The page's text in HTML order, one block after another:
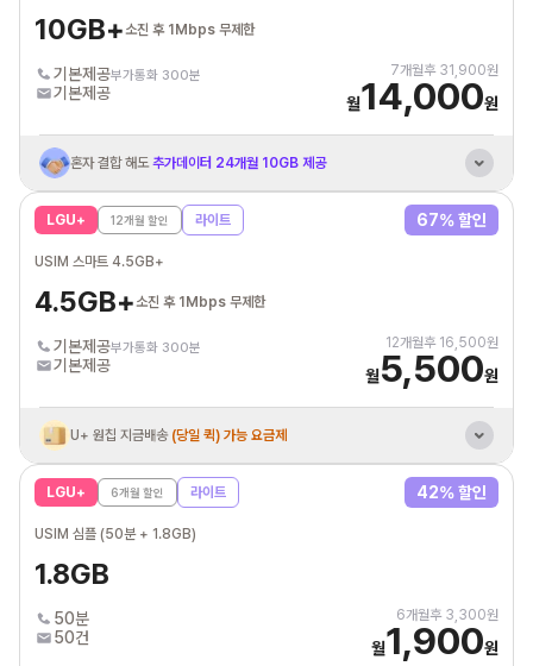
10GB+소진 후 1Mbps 무제한
기본제공부가통화 300분
기본제공
7개월후 31,900원
월14,000원
혼자 결합 해도추가데이터 24개월 10GB 제공
해외 유료모바일 보안 짐페리움MTD 제공
LGU+ 12개월 할인 라이트 67% 할인
USIM 스마트 4.5GB+
4.5GB+소진 후 1Mbps 무제한
기본제공부가통화 300분
기본제공
12개월후 16,500원
월5,500원
U+ 원칩 지금배송 (당일 퀵) 가능 요금제
LGU+
6개월 할인 라이트 42% 할인
USIM 심플 (50분 + 1.8GB)
1.8GB
50분
50건
6개월후 3,300원
월1,900원